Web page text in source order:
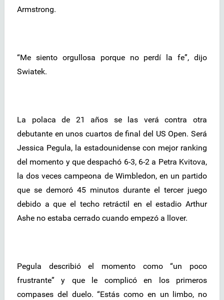
Armstrong.
“Me siento orgullosa porque no perdí la fe”, dijo
Swiatek.
La polaca de 21 años se las verá contra otra
debutante en unos cuartos de final del US Open. Será
Jessica Pegula, la estadounidense con mejor ranking
del momento y que despachó 6-3, 6-2 a Petra Kvitova,
la dos veces campeona de Wimbledon, en un partido
que se demoró 45 minutos durante el tercer juego
debido a que el techo retráctil en el estadio Arthur
Ashe no estaba cerrado cuando empezó a llover.
Pegula describió el momento como “un poco
frustrante” y que le complicó en los primeros
compases del duelo. “Estás como en un limbo, no